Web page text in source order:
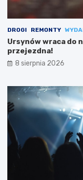
DROGI REMONTY
Ursynów wraca do
przejezdna!
8 sierpnia 2026